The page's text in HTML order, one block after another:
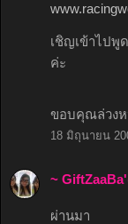
เชิญเข้าไปพู
ค่ะ
ขอบคุณล่วงห
18 มิถุนายน
~
ผ่านมา